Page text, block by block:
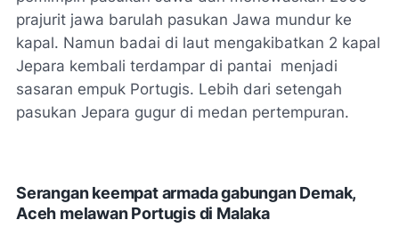
prajurit jawa barulah pasukan Jawa mundur ke
kapal. Namun badai di laut mengakibatkan 2 kapal
Jepara kembali terdampar di pantai menjadi
sasaran empuk Portugis. Lebih dari setengah
pasukan Jepara gugur di medan pertempuran.
Serangan keempat armada gabungan Demak,
Aceh melawan Portugis di Malaka